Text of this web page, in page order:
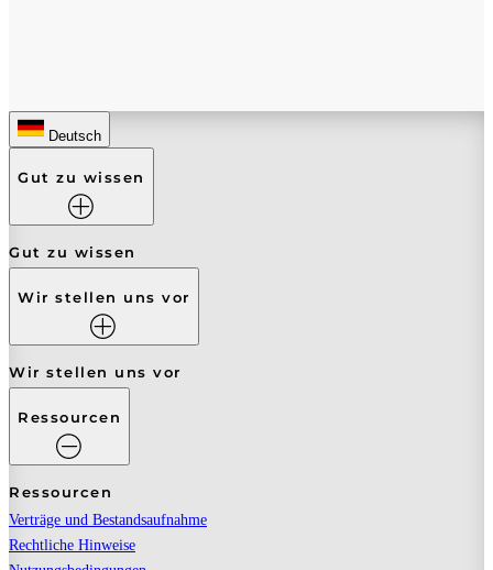
Deutsch
Gut zu wissen
Gut zu wissen
Wir stellen uns vor
Wir stellen uns vor
Ressourcen
Ressourcen
Verträge und Bestandsaufnahme
Rechtliche Hinweise